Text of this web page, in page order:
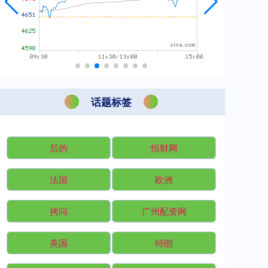
话题标签
后的 恒财网
法国 欧洲
拷问 广州配资网
美国 特朗